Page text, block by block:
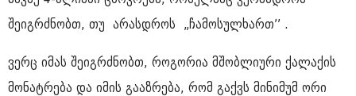
შეიგრძნობთ, თუ არასდროს „ჩამოსულხართ’’ .
ვერც იმას შეიგრძნობთ, როგორია მშობლიური ქალაქის
მონატრება და იმის გააზრება, რომ გაქვს მინიმუმ ორი